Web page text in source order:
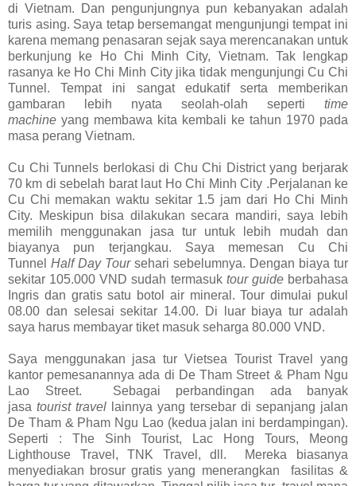
di Vietnam.
Dan pengunjungnya pun kebanyakan adalah
turis asing. Saya tetap bersemangat mengunjungi tempat ini
karena memang penasaran sejak saya merencanakan untuk
berkunjung ke
Ho Chi Minh City,
Vietnam. Tak lengkap
rasanya ke Ho Chi Minh City jika tidak mengunjungi Cu Chi
Tunnel.
Tempat ini sangat edukatif serta memberikan
gambaran lebih nyata
seolah-olah seperti
time
machine yang membawa kita kembali ke tahun 1970 pada
masa perang Vietnam.
Cu Chi Tunnels berlokasi di Chu Chi District yang berjarak
70 km di sebelah barat laut Ho Chi Minh City .Perjalanan ke
Cu Chi memakan waktu sekitar 1.5 jam dari Ho Chi Minh
City.
Meskipun bisa dilakukan secara mandiri, saya lebih
memilih menggunakan jasa tur untuk lebih mudah dan
biayanya pun terjangkau. Saya memesan Cu Chi
Tunnel Half Day Tour sehari sebelumnya. Dengan biaya tur
sekitar 105.000 VND sudah termasuk tour guide berbahasa
Ingris dan gratis satu botol air mineral. Tour dimulai pukul
08.00 dan selesai sekitar 14.00. Di luar biaya tur adalah
saya harus membayar tiket masuk seharga 80.000 VND.
Saya menggunakan jasa tur Vietsea Tourist Travel yang
kantor pemesanannya ada di De Tham Street & Pham Ngu
Lao Street.
Sebagai perbandingan ada banyak
jasa tourist travel lainnya yang tersebar di sepanjang jalan
De Tham & Pham Ngu Lao (kedua jalan ini berdampingan).
Seperti : The Sinh Tourist, Lac Hong Tours, Meong
Lighthouse Travel, TNK Travel, dll.
Mereka biasanya
menyediakan brosur gratis yang menerangkan
fasilitas &